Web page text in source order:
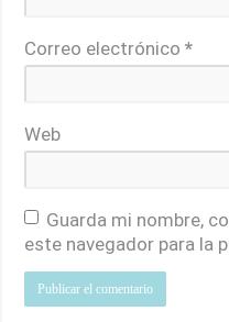
Correo electrónico*
Web
Guarda mi nombre,
este navegador para la